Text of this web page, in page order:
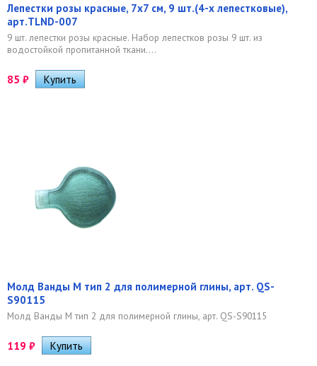
Лепестки розы красные, 7х7 см, 9 шт.(4-х лепестковые),
арт.TLND-007
9 шт. лепестки розы красные. Набор лепестков розы 9 шт. из
водостойкой пропитанной ткани....
85 ₽
Молд Ванды М тип 2 для полимерной глины, арт. QS-
S90115
Молд Ванды М тип 2 для полимерной глины, арт. QS-S90115
119 ₽